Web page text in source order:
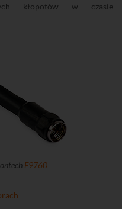
kłopotów w czasie
E9760